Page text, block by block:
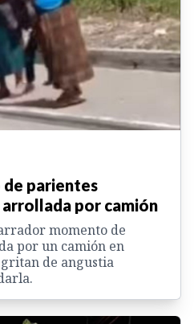
parientes
por camión
momento de
por un camión en
de angustia